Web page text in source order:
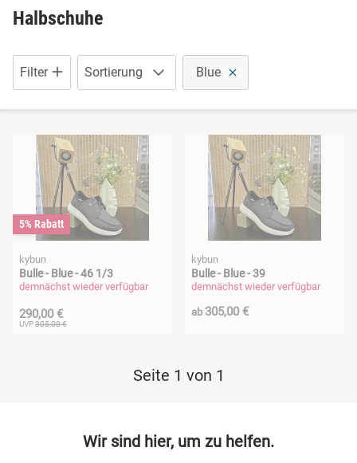
Halbschuhe
Filter Sortierung Blue
5% Rabatt
kybun
Bulle - Blue - 46 1/3
demnächst wieder verfügbar
290,00 €
UVP305,00 €
kybun
Bulle - Blue - 39
demnächst wieder verfügbar
ab 305,00 €
Seite 1 von 1
Wir sind hier, um zu helfen.
Übungen auf der kybun Matte